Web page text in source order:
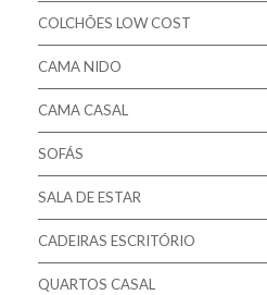
COLCHÕES LOW COST
CAMA NIDO
CAMA CASAL
SOFÁS
SALA DE ESTAR
CADEIRAS ESCRITÓRIO
QUARTOS CASAL